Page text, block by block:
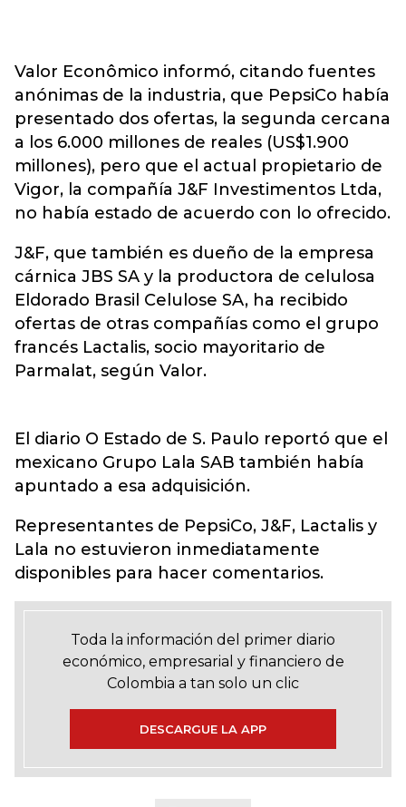
Valor Econômico informó, citando fuentes
anónimas de la industria, que PepsiCo había
presentado dos ofertas, la segunda cercana
a los 6.000 millones de reales (US$1.900
millones), pero que el actual propietario de
Vigor, la compañía J&F Investimentos Ltda,
no había estado de acuerdo con lo ofrecido.
J&F, que también es dueño de la empresa
cárnica JBS SA y la productora de celulosa
Eldorado Brasil Celulose SA, ha recibido
ofertas de otras compañías como el grupo
francés Lactalis, socio mayoritario de
Parmalat, según Valor.
El diario O Estado de S. Paulo reportó que el
mexicano Grupo Lala SAB también había
apuntado a esa adquisición.
Representantes de PepsiCo, J&F, Lactalis y
Lala no estuvieron inmediatamente
disponibles para hacer comentarios.
Toda la información del primer diario
económico, empresarial y financiero de
Colombia a tan solo un clic
DESCARGUE LA APP